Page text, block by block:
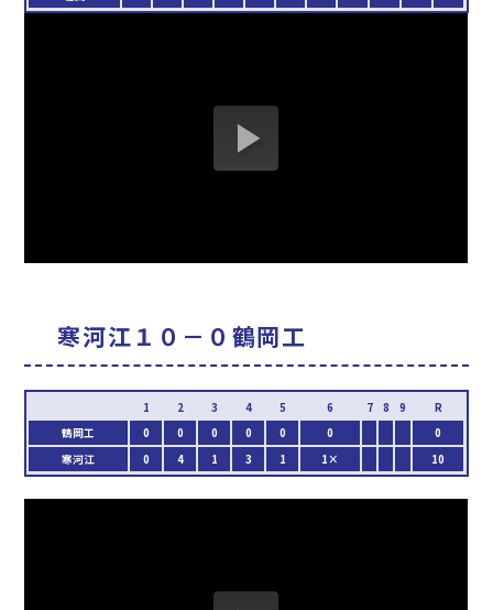
寒河江１０－０鶴岡工
鶴岡工 0 0 0 0 0 0
0
寒河江
0 4 1 3 1 1× 10